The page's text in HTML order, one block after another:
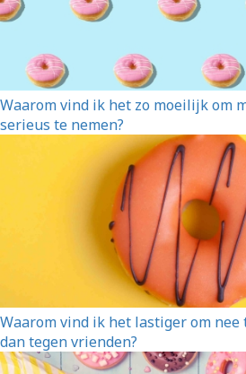
Waarom vind ik het zo moeilijk om
serieus te nemen?
Waarom vind ik het lastiger om
dan tegen vrienden?